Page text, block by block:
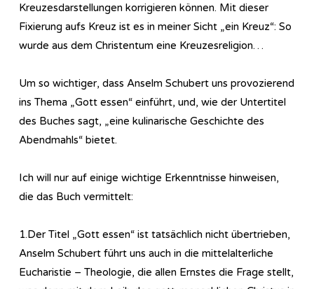
Kreuzesdarstellungen korrigieren können. Mit dieser
Fixierung aufs Kreuz ist es in meiner Sicht „ein Kreuz“: So
wurde aus dem Christentum eine Kreuzesreligion…
Um so wichtiger, dass Anselm Schubert uns provozierend
ins Thema „Gott essen“ einführt, und, wie der Untertitel
des Buches sagt, „eine kulinarische Geschichte des
Abendmahls“ bietet.
Ich will nur auf einige wichtige Erkenntnisse hinweisen,
die das Buch vermittelt:
1.Der Titel „Gott essen“ ist tatsächlich nicht übertrieben,
Anselm Schubert führt uns auch in die mittelalterliche
Eucharistie – Theologie, die allen Ernstes die Frage stellt,